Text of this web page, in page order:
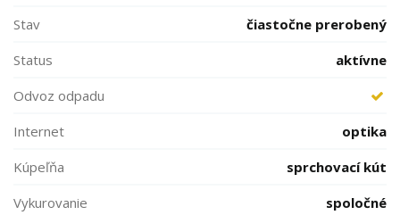
Stav
čiastočne prerobený
Status
aktívne
Odvoz odpadu
Internet
optika
Kúpeľňa
sprchovací kút
Vykurovanie
spoločné